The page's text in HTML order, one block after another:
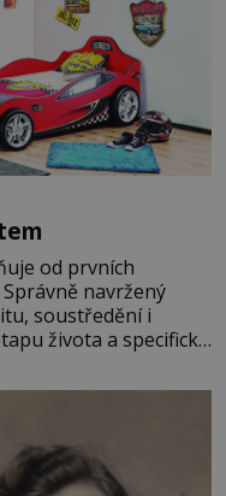
od prvních
navržený
soustředění i
života a specifické
miminka měl působit
věk je